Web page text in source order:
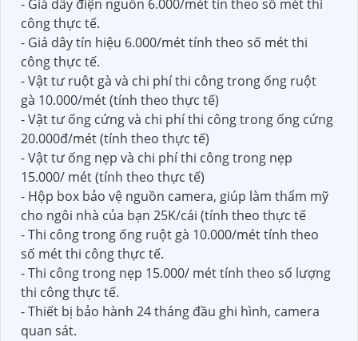
- Giá dây điện nguồn 6.000/mét tín theo số mét thi
công thực tế.
- Giá dây tín hiệu 6.000/mét tính theo số mét thi
công thực tế.
- Vật tư ruột gà và chi phí thi công trong ống ruột
gà 10.000/mét (tính theo thực tế)
- Vật tư ống cứng và chi phí thi công trong ống cứng
20.000đ/mét (tính theo thực tế)
- Vật tư ống nẹp và chi phí thi công trong nẹp
15.000/ mét (tính theo thực tế)
- Hộp box bảo vệ nguồn camera, giúp làm thẩm mỹ
cho ngôi nhà của bạn 25K/cái (tính theo thực tế
- Thi công trong ống ruột gà 10.000/mét tính theo
số mét thi công thực tế.
- Thi công trong nẹp 15.000/ mét tính theo số lượng
thi công thực tế.
- Thiết bị bảo hành 24 tháng đầu ghi hình, camera
quan sát.